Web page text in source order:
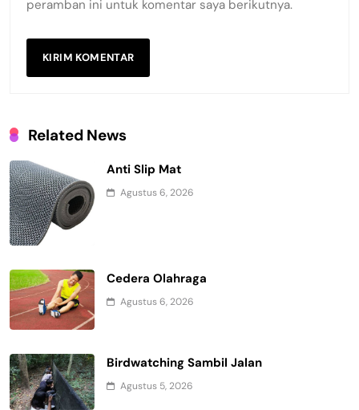
peramban ini untuk komentar saya berikutnya.
Related News
Anti Slip Mat
Agustus 6, 2026
Cedera Olahraga
Agustus 6, 2026
Birdwatching Sambil Jalan
Agustus 5, 2026